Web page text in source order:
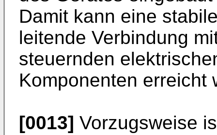
Damit kann eine
leitende Verbindung
steuernden
Komponenten erreicht
[0013] Vorzugsweise